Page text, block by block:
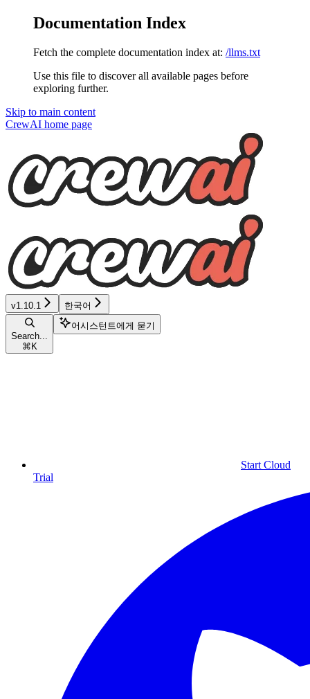
Documentation Index
Fetch the complete documentation index at: /llms.txt
Use this file to discover all available pages before
exploring further.
Skip to main content
CrewAI home page
v1.10.1 한국어
Search...
⌘ K
어시스턴트에게 묻기
Start Cloud
Trial